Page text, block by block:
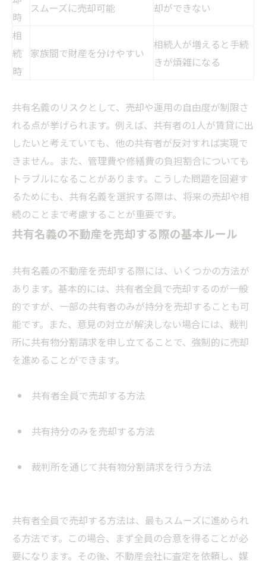
時
スムーズに売却可能
却ができない
相
続
時
家族間で財産を分けやすい
相続人が増えると手続
きが煩雑になる
共有名義のリスクとして、売却や運用の自由度が制限さ
れる点が挙げられます。例えば、共有者の1人が賃貸に出
したいと考えていても、他の共有者が反対すれば実現で
きません。また、管理費や修繕費の負担割合についても
トラブルになることがあります。こうした問題を回避す
るためにも、共有名義を選択する際は、将来の売却や相
続のことまで考慮することが重要です。
共有名義の不動産を売却する際の基本ルール
共有名義の不動産を売却する際には、いくつかの方法が
あります。基本的には、共有者全員で売却するのが一般
的ですが、一部の共有者のみが持分を売却することも可
能です。また、意見の対立が解決しない場合には、裁判
所に共有物分割請求を申し立てることで、強制的に売却
を進めることができます。
共有者全員で売却する方法
共有持分のみを売却する方法
裁判所を通じて共有物分割請求を行う方法
共有者全員で売却する方法は、最もスムーズに進められ
る方法です。この場合、まず全員の合意を得ることが必
要になります。その後、不動産会社に査定を依頼し、媒